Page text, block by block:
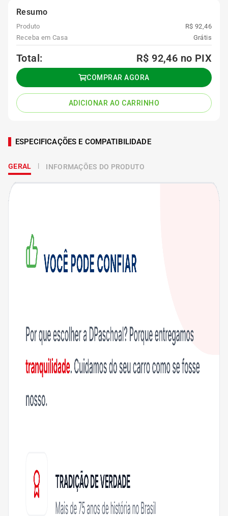
Resumo
Produto
R$ 92,46
Receba em Casa
Grátis
Total: R$ 92,46 no PIX
COMPRAR AGORA
ADICIONAR AO CARRINHO
ESPECIFICAÇÕES E COMPATIBILIDADE
GERAL INFORMAÇÕES DO PRODUTO